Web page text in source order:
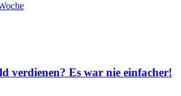
verdienen? Es war nie einfacher!